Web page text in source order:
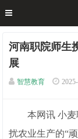
河南职院师生
展
智慧教育
本网讯 小
扰农业生产的“